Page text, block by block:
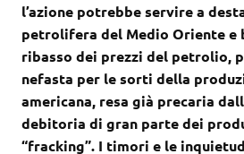
l’azione potrebbe servire a
petrolifera del Medio Oriente e
ribasso dei prezzi del petrolio,
nefasta per le sorti della
americana, resa già precaria
debitoria di gran parte dei
“fracking”. I timori e le